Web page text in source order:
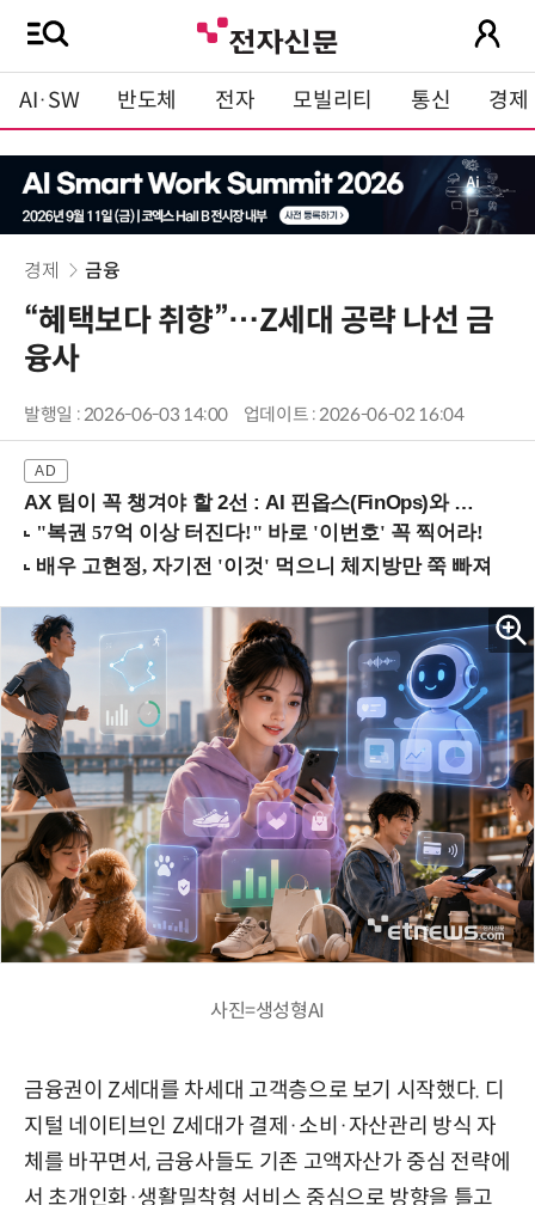
AI·SW 반도체 전자 모빌리티 통신 경제
경제 금융
“혜택보다 취향”…Z세대 공략 나선 금
융사
발행일 : 2026-06-03 14:00 업데이트 : 2026-06-02 16:04
AX 팀이 꼭 챙겨야 할 2선 : AI 핀옵스(FinOps)와 토큰 거버넌스 (8/21 잠실역)
사진=생성형AI
금융권이 Z세대를 차세대 고객층으로 보기 시작했다. 디
지털 네이티브인 Z세대가 결제·소비·자산관리 방식 자
체를 바꾸면서, 금융사들도 기존 고액자산가 중심 전략에
서 초개인화·생활밀착형 서비스 중심으로 방향을 틀고